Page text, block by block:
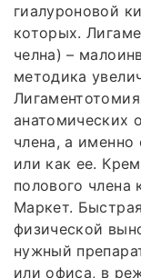
гиалуроновой
которых.
челна) –
методика
анатомических
члена, а именно
или как ее.
полового члена
Маркет.
физической
нужный
или офиса, в